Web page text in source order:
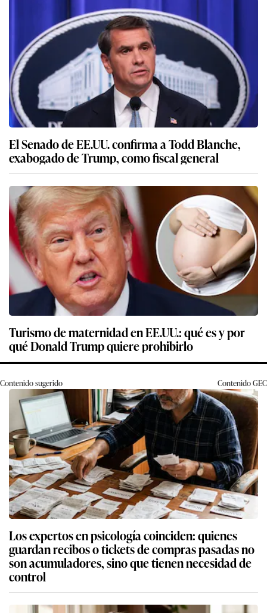
El Senado de EE.UU. confirma a Todd Blanche,
exabogado de Trump, como fiscal general
Turismo de maternidad en EE.UU.: qué es y por
qué Donald Trump quiere prohibirlo
Contenido sugerido ContenidoGEC
Los expertos en psicología coinciden: quienes
guardan recibos o tickets de compras pasadas no
son acumuladores, sino que tienen necesidad de
control